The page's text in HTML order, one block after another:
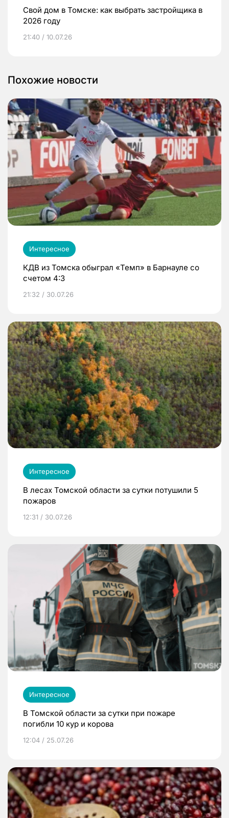
Свой дом в Томске: как выбрать застройщика в
2026 году
21:40 / 10.07.26
Похожие новости
Интересное
КДВ из Томска обыграл «Темп» в Барнауле со
счетом 4:3
21:32 / 30.07.26
Интересное
В лесах Томской области за сутки потушили 5
пожаров
12:31 / 30.07.26
Интересное
В Томской области за сутки при пожаре
погибли 10 кур и корова
12:04 / 25.07.26